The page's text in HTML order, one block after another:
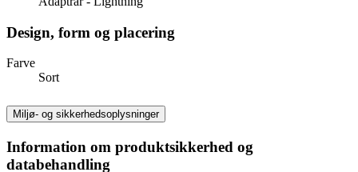
Design, form og placering
Farve
Sort
Miljø- og sikkerhedsoplysninger
Information om produktsikkerhed og
databehandling